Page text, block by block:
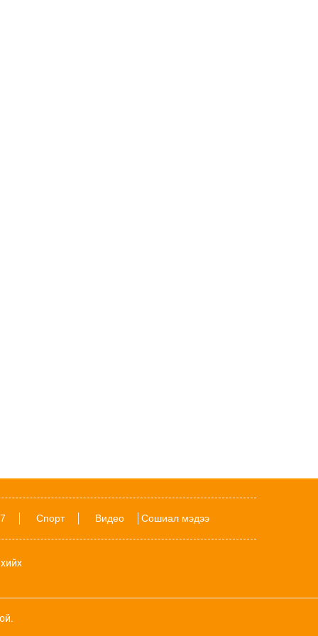
сонирхолтой 24 баримт
АНУ-аас албадан гаргасан 100 гаруй
Венесуэлчүүд аймшигт газар
Дэлхийн II дайны үеийн тэсрэх бөмбөг,
Спорт Видео Сошиал мэдээ
хийх